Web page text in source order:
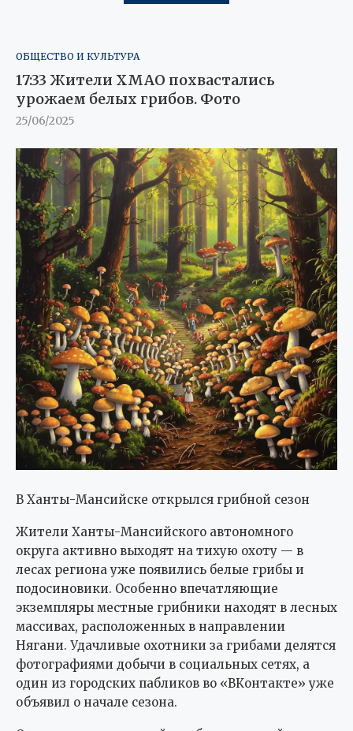
ОБЩЕСТВО И КУЛЬТУРА
17:33 Жители ХМАО похвастались
урожаем белых грибов. Фото
25/06/2025
В Ханты-Мансийске открылся грибной сезон
Жители Ханты-Мансийского автономного
округа активно выходят на тихую охоту — в
лесах региона уже появились белые грибы и
подосиновики. Особенно впечатляющие
экземпляры местные грибники находят в лесных
массивах, расположенных в направлении
Нягани. Удачливые охотники за грибами делятся
фотографиями добычи в социальных сетях, а
один из городских пабликов во «ВКонтакте» уже
объявил о начале сезона.